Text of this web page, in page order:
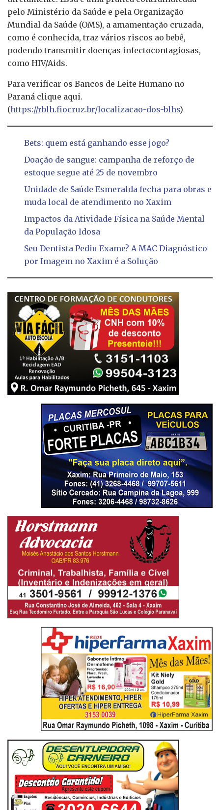
pelo Ministério da Saúde e pela Organização
Mundial da Saúde (OMS), a amamentação cruzada,
como é conhecida, traz vários riscos ao bebê,
podendo transmitir doenças infectocontagiosas,
como HIV/Aids.
Para verificar os Bancos de Leite Humano no
Paraná clique aqui.
(https://rblh.fiocruz.br/localizacao-dos-blhs)
Bets: quem está ganhando esse jogo?
Doação de sangue: campanha de reforço de
estoque segue até 25 de novembro
Unidade de Saúde Esmeralda fecha para obras e
muda local de atendimento no Xaxim
Impactos da Atividade Física na Saúde Mental
da População Idosa
Seu Dentista Pediu Exame? A MAC Diagnóstico
por Imagem no Xaxim é a Solução